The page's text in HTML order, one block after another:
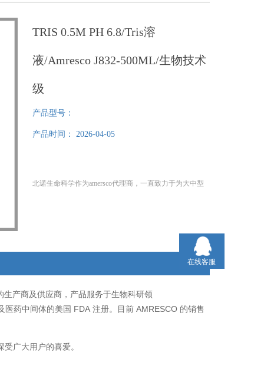
TRIS 0.5M PH 6.8/Tris溶
液/Amresco J832-500ML/生物技术
级
产品型号：
产品时间： 2026-04-05
北诺生命科学作为amersco代理商，一直致力于为大中型
生产商及供应商，产品服务于生物科研领
医药中间体的美国 FDA 注册。目前 AMRESCO 的销售
广大用户的喜爱。
在线客服